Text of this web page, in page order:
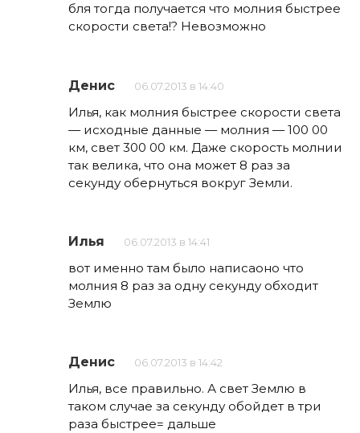
бля тогда получается что молния быстрее
скорости света!? Невозможно
Денис 06.07.2013 в 14:40
Илья, как молния быстрее скорости света
— исходные данные — молния — 100 00
км, свет 300 00 км. Даже скорость молнии
так велика, что она может 8 раз за
секунду обернуться вокруг Земли.
Илья 06.07.2013 в 14:41
вот именно там было написаоно что
молния 8 раз за одну секунду обходит
Землю
Денис 06.07.2013 в 14:42
Илья, все правильно. А свет Землю в
таком случае за секунду обойдет в три
раза быстрее= дальше